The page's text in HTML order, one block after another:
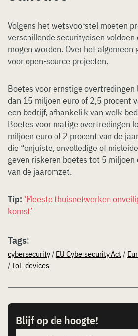
Volgens het wetsvoorstel moeten
verschillende securityeisen
mogen worden. Over het algemeen
voor open-source projecten.
Boetes voor ernstige overtredingen
dan 15 miljoen euro of 2,5 procent
een bedrijf, afhankelijk van welk
Boetes voor matige overtredingen
miljoen euro of 2 procent van de
die “onjuiste, onvolledige of
geven riskeren boetes tot 5 miljoen
van de jaaromzet.
Tip: ‘Meeste thuisnetwerken
komst’
Tags:
cybersecurity/ EU Cybersecurity Act/
/ IoT-devices
Blijf op de hoogte!